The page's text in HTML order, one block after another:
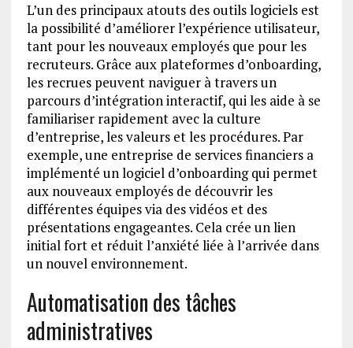
L’un des principaux atouts des outils logiciels est
la possibilité d’améliorer l’expérience utilisateur,
tant pour les nouveaux employés que pour les
recruteurs. Grâce aux plateformes d’onboarding,
les recrues peuvent naviguer à travers un
parcours d’intégration interactif, qui les aide à se
familiariser rapidement avec la culture
d’entreprise, les valeurs et les procédures. Par
exemple, une entreprise de services financiers a
implémenté un logiciel d’onboarding qui permet
aux nouveaux employés de découvrir les
différentes équipes via des vidéos et des
présentations engageantes. Cela crée un lien
initial fort et réduit l’anxiété liée à l’arrivée dans
un nouvel environnement.
Automatisation des tâches
administratives